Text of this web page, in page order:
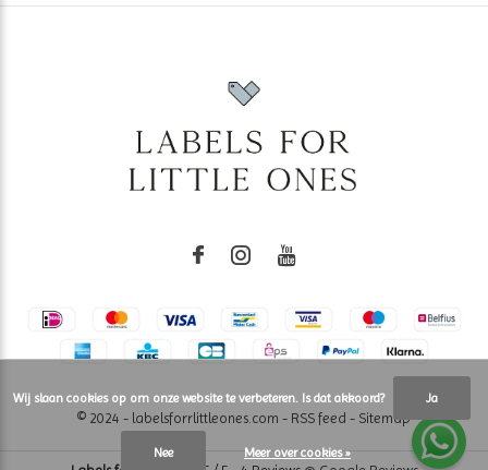
© 2024 - labelsforrlittleones.com - RSS feed - Sitemap
Wij slaan cookies op om onze website te verbeteren. Is dat akkoord? Ja
Nee Meer over cookies »